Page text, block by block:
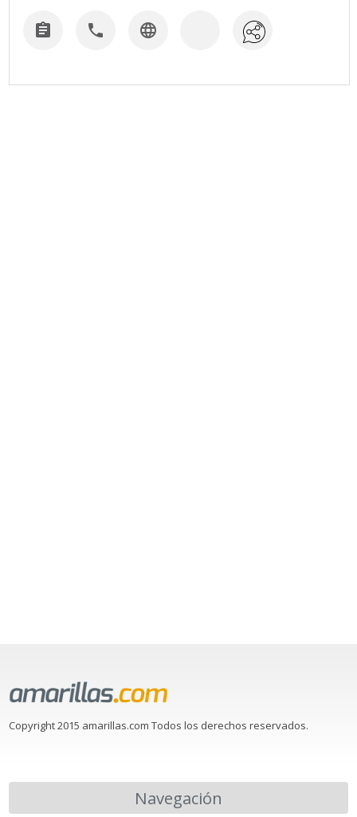
  
Copyright 2015 amarillas.com Todos los derechos reservados.
Navegación